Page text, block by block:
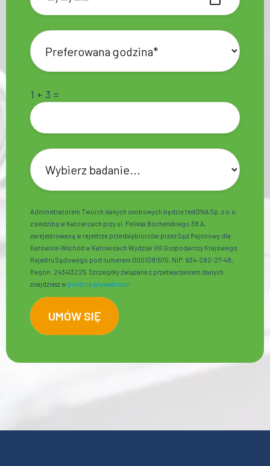
1 + 3 =
Administratorem Twoich danych osobowych będzie testDNA Sp. z o.o.
z siedzibą w Katowicach przy ul. Feliksa Bocheńskiego 38 A,
zarejestrowaną w rejestrze przedsiębiorców przez Sąd Rejonowy dla
Katowice-Wschód w Katowicach Wydział VIII Gospodarczy Krajowego
Rejestru Sądowego pod numerem 0001091570, NIP: 634-282-27-48,
Regon: 243413225. Szczegóły związane z przetwarzaniem danych
znajdziesz w polityce prywatności